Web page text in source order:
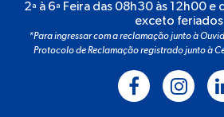
2ª à 6ª Feira das 08h30 às 12h00 e
exceto feriados
*Para ingressar com a reclamação junto à
Protocolo de Reclamação registrado junto à